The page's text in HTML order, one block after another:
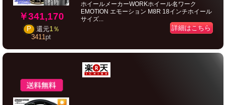
￥341,170
P 還元1％
3411pt
ホイールメーカーWORKホイール名ワーク
EMOTION エモーション M8R 18インチホイール
サイズ...
詳細はこちら